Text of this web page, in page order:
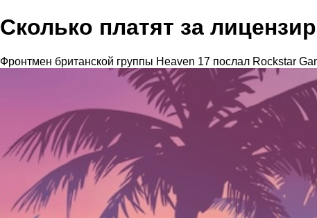
Сколько платят за
Фронтмен британской группы Heaven 17 послал Rockstar